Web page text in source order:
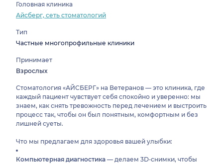
Головная клиника
Айсберг, сеть стоматологий
Тип
Частные многопрофильные клиники
Принимает
Взрослых
Стоматология «АЙСБЕРГ» на Ветеранов — это клиника, где
каждый пациент чувствует себя спокойно и уверенно: мы
знаем, как снять тревожность перед лечением и выстроить
процесс так, чтобы он был понятным, комфортным и без
лишней суеты.
Что мы предлагаем для здоровья вашей улыбки:
Компьютерная диагностика — делаем 3D‑снимки, чтобы